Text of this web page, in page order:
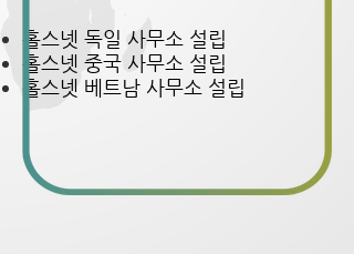
홀스넷 독일 사무소 설립
홀스넷 중국 사무소 설립
홀스넷 베트남 사무소 설립